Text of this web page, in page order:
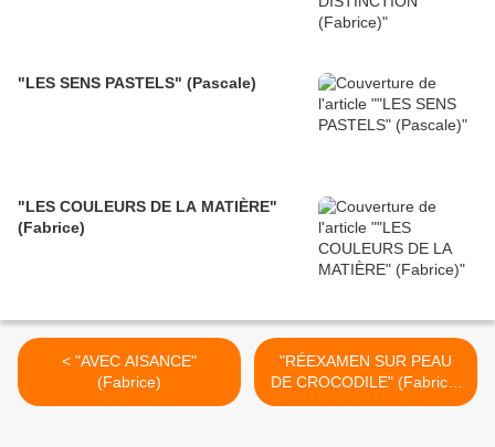
"LES SENS PASTELS" (Pascale)
"LES COULEURS DE LA MATIÈRE"
(Fabrice)
< "AVEC AISANCE"
(Fabrice)
"RÉEXAMEN SUR PEAU
DE CROCODILE" (Fabrice)
>